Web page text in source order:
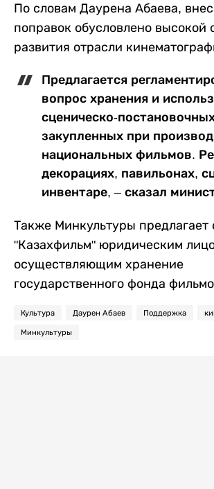
По словам Даурена Абаева,
поправок обусловлено высокой
развития отрасли
Предлагается
вопрос хранения и
сценическо-
закупленных при
национальных фильмов.
декорациях, павильонах,
инвентаре, – сказал
Также Минкультуры предлагает
"Казахфильм" юридическим
осуществляющим хранение
государственного фонда
Культура Даурен Абаев Поддержка
Минкультуры